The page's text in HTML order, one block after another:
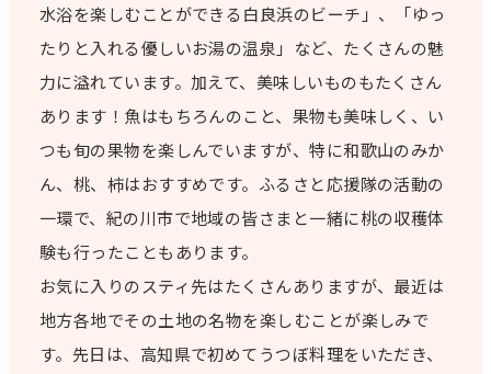
水浴を楽しむことができる白良浜のビーチ」、「ゆっ
たりと入れる優しいお湯の温泉」など、たくさんの魅
力に溢れています。加えて、美味しいものもたくさん
あります！魚はもちろんのこと、果物も美味しく、い
つも旬の果物を楽しんでいますが、特に和歌山のみか
ん、桃、柿はおすすめです。ふるさと応援隊の活動の
一環で、紀の川市で地域の皆さまと一緒に桃の収穫体
験も行ったこともあります。
お気に入りのスティ先はたくさんありますが、最近は
地方各地でその土地の名物を楽しむことが楽しみで
す。先日は、高知県で初めてうつぼ料理をいただき、